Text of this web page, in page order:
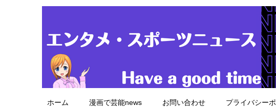
ホーム 漫画で芸能news お問い合わせ プライバシー